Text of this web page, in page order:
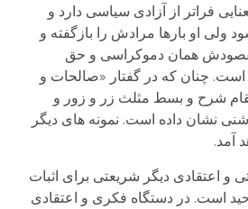
فراتر از آزادی سیاسی دارد و
ولی او بارها مرادش را بازگفته و
همان دموکراسی و حق
چنان که در گفتار «صالحات و
شرح و بسط مثلث زر و زور و
نشان داده است. نمونه های دیگر
آمد.
و اعتقادی دیگر شریعتی برای اثبات
است. در دستگاه فکری و اعتقادی